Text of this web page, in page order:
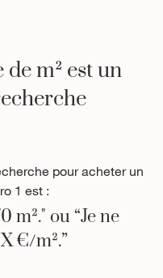
m² est un
pour acheter un
1 est :
m²." ou “Je ne
€/m².”